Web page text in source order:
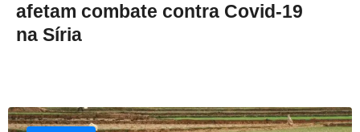
afetam combate contra Covid-19
na Síria